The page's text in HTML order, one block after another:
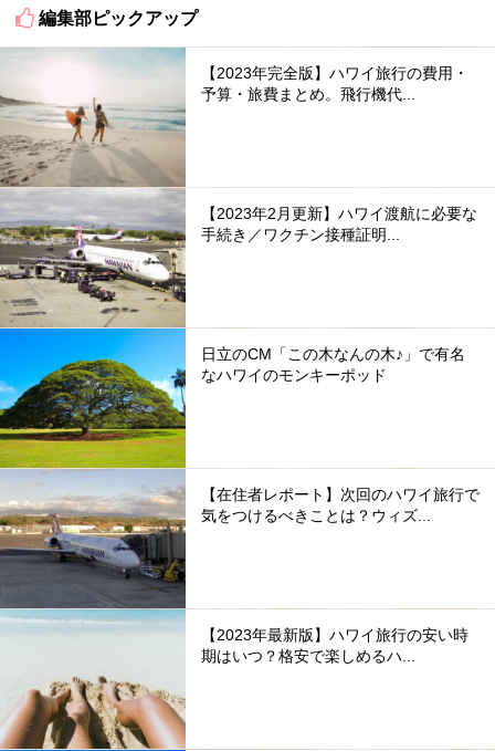
編集部ピックアップ
【2023年完全版】ハワイ旅行の費用・
予算・旅費まとめ。飛行機代...
【2023年2月更新】ハワイ渡航に必要な
手続き／ワクチン接種証明...
日立のCM「この木なんの木♪」で有名
なハワイのモンキーポッド
【在住者レポート】次回のハワイ旅行で
気をつけるべきことは？ウィズ...
【2023年最新版】ハワイ旅行の安い時
期はいつ？格安で楽しめるハ...